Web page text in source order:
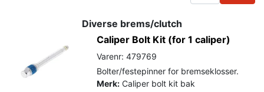
Diverse brems/clutch
Caliper Bolt Kit (for 1 caliper)
Varenr: 479769
Bolter/festepinner for bremseklosser.
Merk: Caliper bolt kit bak